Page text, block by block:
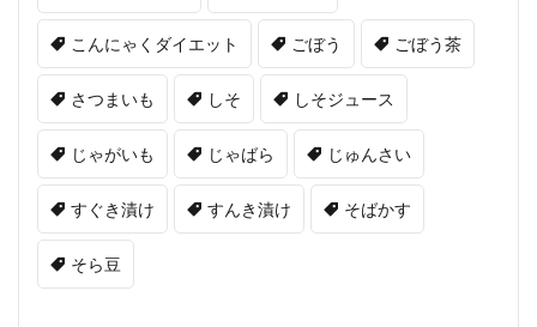
こんにゃくダイエット ごぼう ごぼう茶
さつまいも しそ しそジュース
じゃがいも じゃばら じゅんさい
すぐき漬け すんき漬け そばかす
そら豆